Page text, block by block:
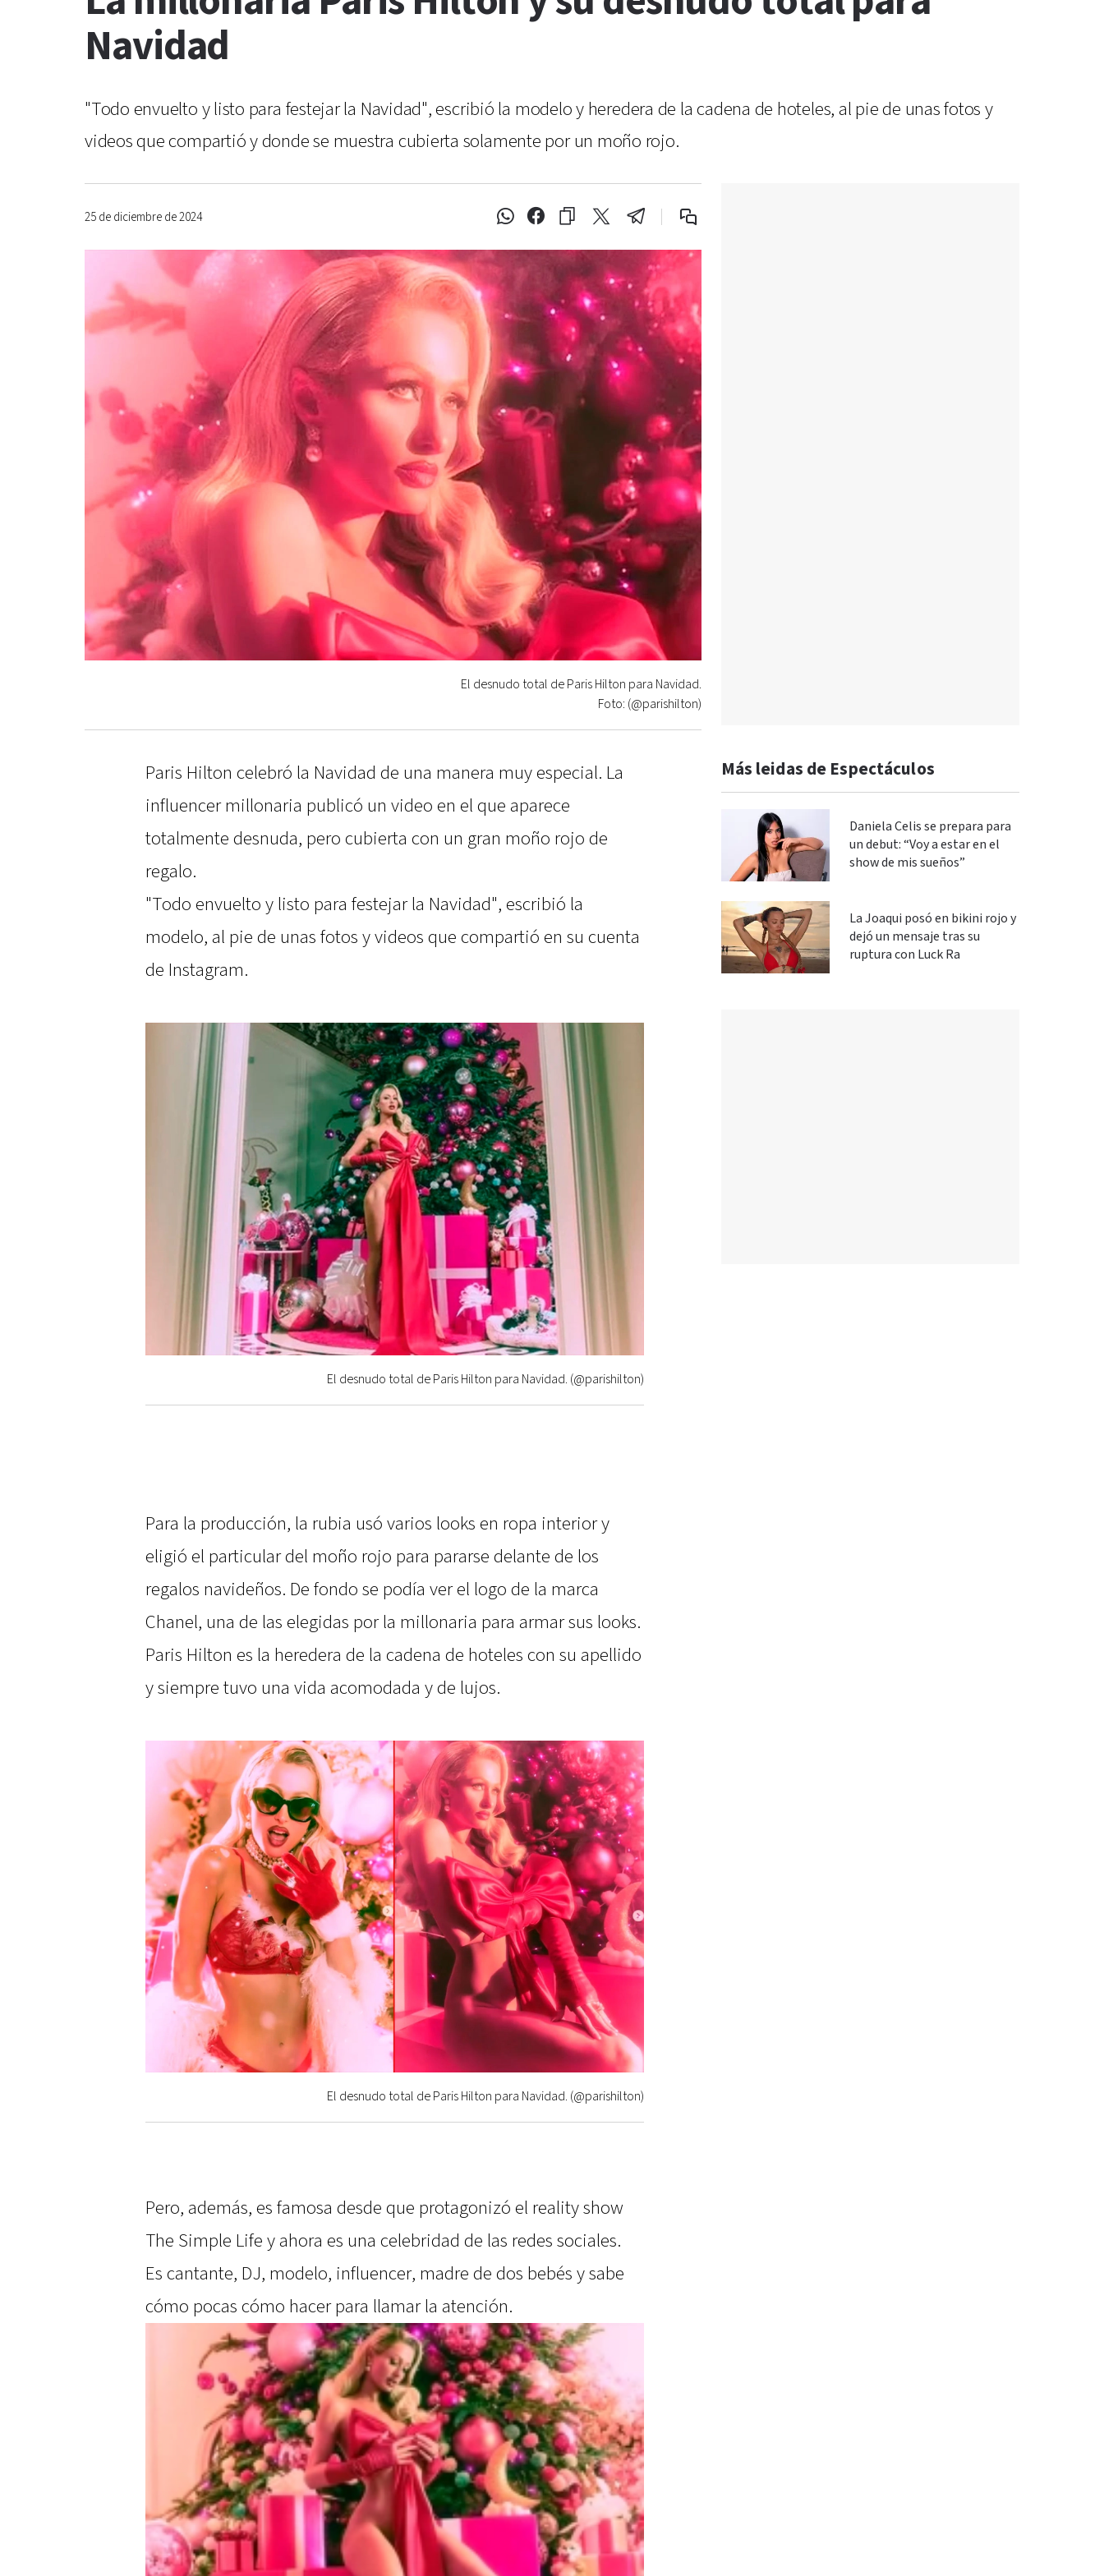
Navidad
"Todo envuelto y listo para festejar la Navidad", escribió la modelo y heredera de la cadena de hoteles, al pie de unas fotos y
videos que compartió y donde se muestra cubierta solamente por un moño rojo.
25 de diciembre de 2024
El desnudo total de Paris Hilton para Navidad.
Foto: (@parishilton)
Paris Hilton celebró la Navidad de una manera muy especial. La
influencer millonaria publicó un video en el que aparece
totalmente desnuda, pero cubierta con un gran moño rojo de
regalo.
"Todo envuelto y listo para festejar la Navidad", escribió la
modelo, al pie de unas fotos y videos que compartió en su cuenta
de Instagram.
El desnudo total de Paris Hilton para Navidad. (@parishilton)
Para la producción, la rubia usó varios looks en ropa interior y
eligió el particular del moño rojo para pararse delante de los
regalos navideños. De fondo se podía ver el logo de la marca
Chanel, una de las elegidas por la millonaria para armar sus looks.
Paris Hilton es la heredera de la cadena de hoteles con su apellido
y siempre tuvo una vida acomodada y de lujos.
El desnudo total de Paris Hilton para Navidad. (@parishilton)
Pero, además, es famosa desde que protagonizó el reality show
The Simple Life y ahora es una celebridad de las redes sociales.
Es cantante, DJ, modelo, influencer, madre de dos bebés y sabe
cómo pocas cómo hacer para llamar la atención.
Más leidas de Espectáculos
Daniela Celis se prepara para
un debut: “Voy a estar en el
show de mis sueños”
La Joaqui posó en bikini rojo y
dejó un mensaje tras su
ruptura con Luck Ra